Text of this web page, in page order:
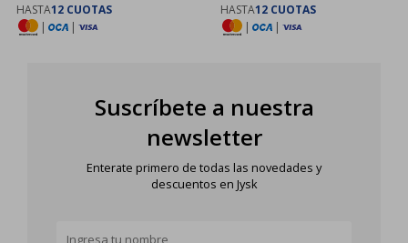
HASTA12 CUOTAS
|
|
HASTA12 CUOTAS
|
|
Suscríbete a nuestra
newsletter
Enterate primero de todas las novedades y
descuentos en Jysk